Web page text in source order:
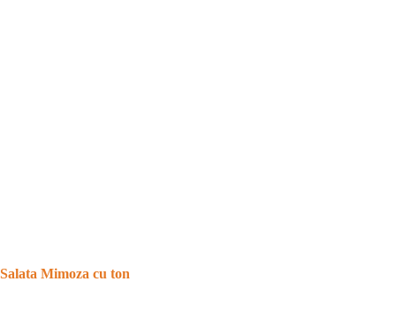
Salata Mimoza cu ton